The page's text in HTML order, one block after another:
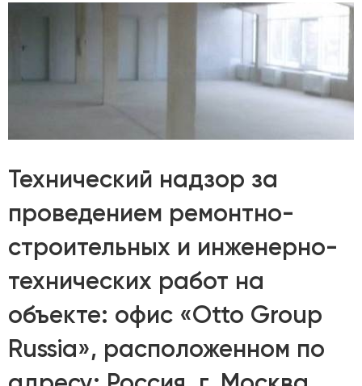
Технический надзор за
проведением ремонтно-
строительных и инженерно-
технических работ на
объекте: офис «Otto Group
Russia», расположенном по